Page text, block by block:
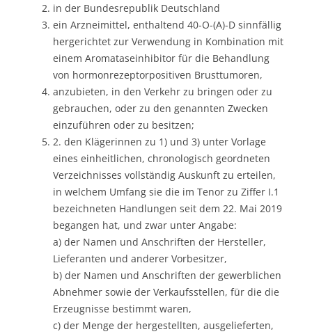
in der Bundesrepublik Deutschland
ein Arzneimittel, enthaltend 40-O-(A)-D sinnfällig
hergerichtet zur Verwendung in Kombination mit
einem Aromataseinhibitor für die Behandlung
von hormonrezeptorpositiven Brusttumoren,
anzubieten, in den Verkehr zu bringen oder zu
gebrauchen, oder zu den genannten Zwecken
einzuführen oder zu besitzen;
2. den Klägerinnen zu 1) und 3) unter Vorlage
eines einheitlichen, chronologisch geordneten
Verzeichnisses vollständig Auskunft zu erteilen,
in welchem Umfang sie die im Tenor zu Ziffer I.1
bezeichneten Handlungen seit dem 22. Mai 2019
begangen hat, und zwar unter Angabe:
a) der Namen und Anschriften der Hersteller,
Lieferanten und anderer Vorbesitzer,
b) der Namen und Anschriften der gewerblichen
Abnehmer sowie der Verkaufsstellen, für die die
Erzeugnisse bestimmt waren,
c) der Menge der hergestellten, ausgelieferten,